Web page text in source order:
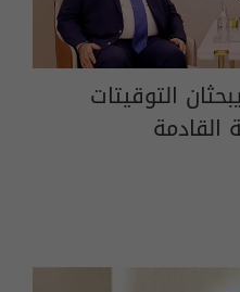
التوقيتات
القادمة